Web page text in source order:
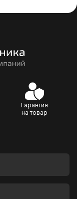
Гарантия
на товар